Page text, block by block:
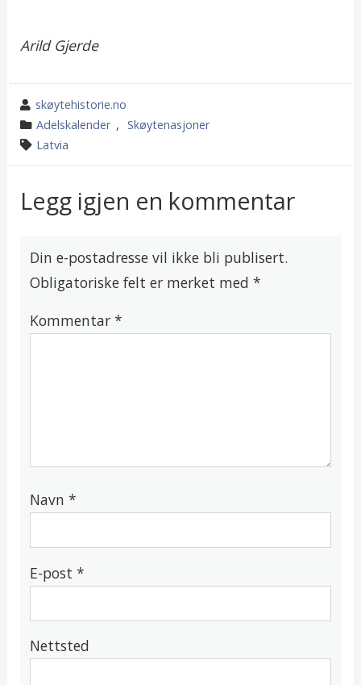
Arild Gjerde
wrote
by
skøytehistorie.no
category
in
Adelskalender , Skøytenasjoner
tagged
Latvia
Legg igjen en kommentar
Din e-postadresse vil ikke bli publisert.
Obligatoriske felt er merket med *
Kommentar *
Navn *
E-post *
Nettsted